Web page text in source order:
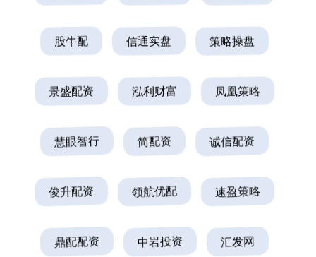
股牛配 信通实盘 策略操盘
景盛配资 泓利财富 凤凰策略
慧眼智行 简配资 诚信配资
俊升配资 领航优配 速盈策略
鼎配配资 中岩投资 汇发网